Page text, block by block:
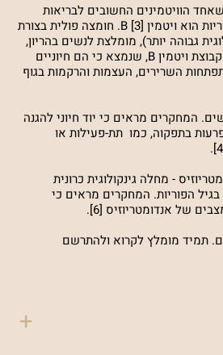
הוויטמינים החשובים לבריאות
האישה, במיוחד בגיל הפוריות הוא ויטמין B [3]. חומצה פולית בצורת
גבוהה יותר), מומלצת לנשים בהריון,
ומספקת לגוף ויטמינים מקבוצת ויטמין B, שנמצא כי הם חיוניים
השרירים, העצמות והרקמות בגוף
המחקרים מראים כי יוד חיוני להגנה
בתפקוה, כמו תת-פעילות או
- מחלה גינקולוגית כרונית
מהנשים בגיל הפוריות. המחקרים מראים כי
תמיד מומלץ לקרוא ולהתרשם